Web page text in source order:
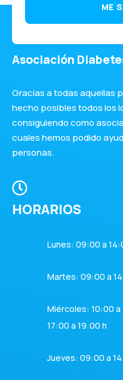
ME
Asociación
Gracias a todas aquellas
hecho posibles todos los
consiguiendo como
cuales hemos podido
personas.
HORARIOS
Lunes: 09:00 a
Martes: 09:00 a
Miércoles: 10:00 a
17:00 a 19:00 h
Jueves: 09:00 a